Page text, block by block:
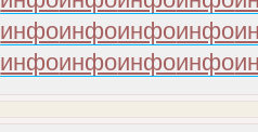
инфоинфоинфоинфо
инфоинфоинфоинфо